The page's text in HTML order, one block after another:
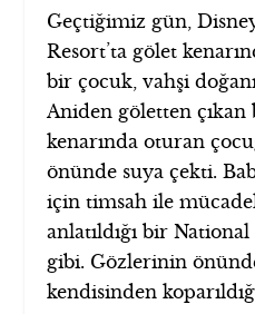
Geçtiğimiz gün,
Resort’ta gölet
bir çocuk, vahşi
Aniden göletten
kenarında oturan
önünde suya çekti.
için timsah ile
anlatıldığı bir
gibi. Gözlerinin
kendisinden